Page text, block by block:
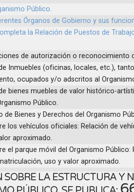
Público.
Órganos de Gobierno y sus
la Relación de Puestos de
de autorización o reconocimiento
Inmuebles (oficinas, locales, etc.),
ocupados y/o adscritos al
bienes muebles de valor histórico-
Público.
de Bienes y Derechos del Organismo
los vehículos oficiales: Relación de
aproximado.
el parque móvil del Organismo Público:
uso y valor aproximado.
SOBRE LA ESTRUCTURA Y